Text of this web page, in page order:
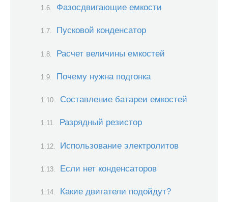
Фазосдвигающие емкости
Пусковой конденсатор
Расчет величины емкостей
Почему нужна подгонка
Составление батареи емкостей
Разрядный резистор
Использование электролитов
Если нет конденсаторов
Какие двигатели подойдут?